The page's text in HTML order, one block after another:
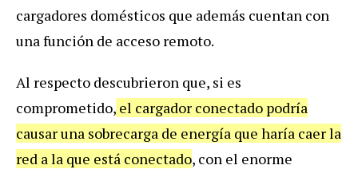
cargadores domésticos que además cuentan con
una función de acceso remoto.
Al respecto descubrieron que, si es
comprometido, el cargador conectado podría
causar una sobrecarga de energía que haría caer la
red a la que está conectado, con el enorme